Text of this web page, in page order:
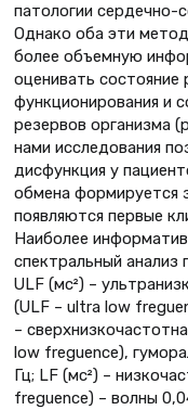
патологии сердечно-
Однако оба эти
более объемную
оценивать
функционирования и
резервов организма
нами исследования
дисфункция у
обмена формируется
появляются первые
Наиболее
спектральный анализ
ULF (мс²) –
(ULF – ultra low
–
low freguence),
Гц; LF (мс²) –
freguence) – волны